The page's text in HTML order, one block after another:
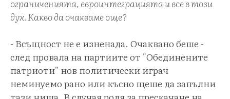
ограниченията, евроинтеграцията и все в този
дух. Какво да очакваме още?
- Всъщност не е изненада. Очаквано беше -
след провала на партиите от "Обединените
патриоти" нов политически играч
неминуемо рано или късно щеше да запълни